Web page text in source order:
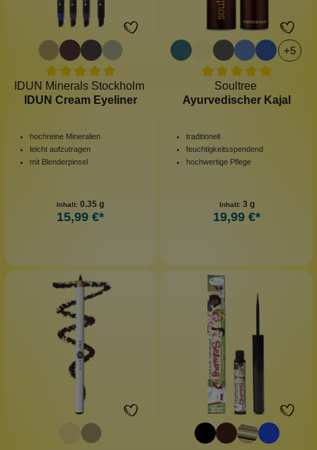
IDUN Minerals Stockholm
IDUN Cream Eyeliner
hochreine Mineralien
leicht aufzutragen
mit Blenderpinsel
Inhalt: 0.35 g
15,99 €*
+5
Soultree
Ayurvedischer Kajal
traditionell
feuchtigkeitsspendend
hochwertige Pflege
Inhalt: 3 g
19,99 €*